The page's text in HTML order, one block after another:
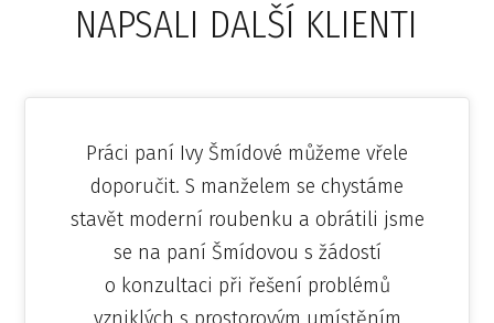
NAPSALI DALŠÍ KLIENTI
Práci paní Ivy Šmídové můžeme vřele
doporučit. S manželem se chystáme
stavět moderní roubenku a obrátili jsme
se na paní Šmídovou s žádostí
o konzultaci při řešení problémů